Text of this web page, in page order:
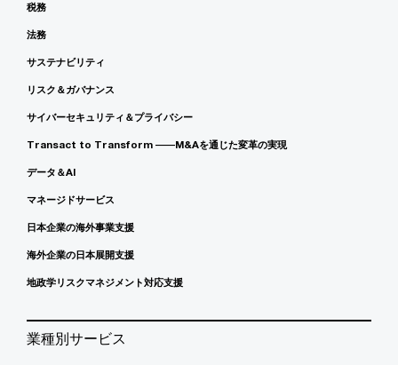
税務
法務
サステナビリティ
リスク＆ガバナンス
サイバーセキュリティ＆プライバシー
Transact to Transform ――M&Aを通じた変革の実現
データ＆AI
マネージドサービス
日本企業の海外事業支援
海外企業の日本展開支援
地政学リスクマネジメント対応支援
業種別サービス